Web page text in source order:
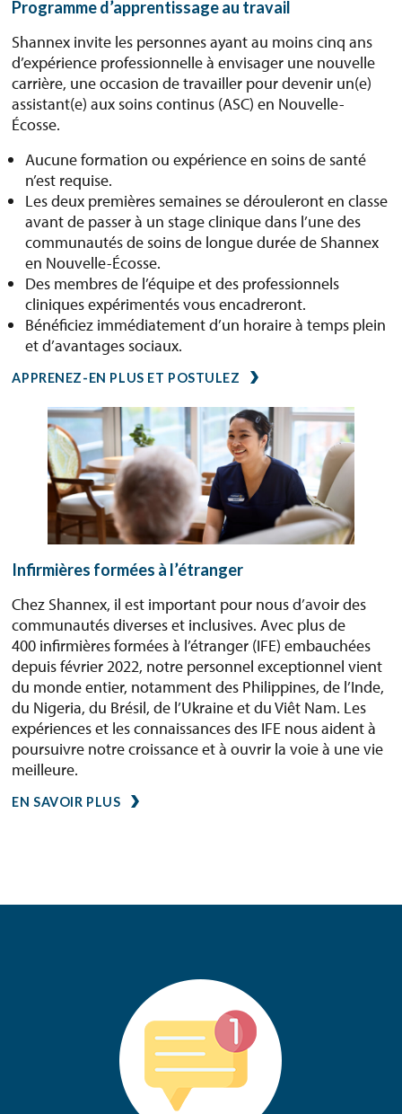
Programme d’apprentissage au travail
Shannex invite les personnes ayant au moins cinq ans
d’expérience professionnelle à envisager une nouvelle
carrière, une occasion de travailler pour devenir un(e)
assistant(e) aux soins continus (ASC) en Nouvelle-
Écosse.
Aucune formation ou expérience en soins de santé
n’est requise.
Les deux premières semaines se dérouleront en classe
avant de passer à un stage clinique dans l’une des
communautés de soins de longue durée de Shannex
en Nouvelle-Écosse.
Des membres de l’équipe et des professionnels
cliniques expérimentés vous encadreront.
Bénéficiez immédiatement d’un horaire à temps plein
et d’avantages sociaux.
APPRENEZ-EN PLUS ET POSTULEZ
Infirmières formées à l’étranger
Chez Shannex, il est important pour nous d’avoir des
communautés diverses et inclusives. Avec plus de
400 infirmières formées à l’étranger (IFE) embauchées
depuis février 2022, notre personnel exceptionnel vient
du monde entier, notamment des Philippines, de l’Inde,
du Nigeria, du Brésil, de l’Ukraine et du Viêt Nam. Les
expériences et les connaissances des IFE nous aident à
poursuivre notre croissance et à ouvrir la voie à une vie
meilleure.
EN SAVOIR PLUS